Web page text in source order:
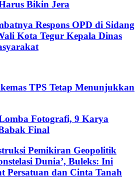
Bikin Jera
Respons OPD di Sidang
Kota Tegur Kepala Dinas
TPS Tetap Menunjukkan
Fotografi, 9 Karya
Final
Pemikiran Geopolitik
Dunia’, Buleks: Ini
Persatuan dan Cinta Tanah